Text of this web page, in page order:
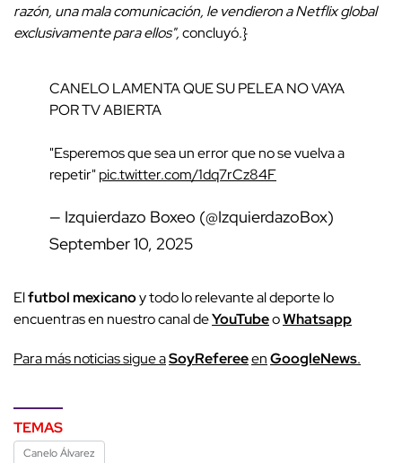
razón, una mala comunicación, le vendieron a Netflix global
exclusivamente para ellos",concluyó.}
CANELO LAMENTA QUE SU PELEA NO VAYA
POR TV ABIERTA
"Esperemos que sea un error que no se vuelva a
repetir"pic.twitter.com/1dq7rCz84F
— Izquierdazo Boxeo (@IzquierdazoBox)
September 10, 2025
Elfutbol mexicanoy todo lo relevante al deporte lo
encuentras en nuestro canal deYouTubeoWhatsapp
Para más noticias sigue aSoyRefereeenGoogleNews.
TEMAS
Canelo Álvarez